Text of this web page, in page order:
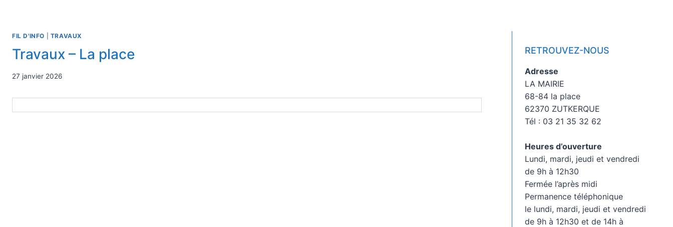
FIL D'INFO TRAVAUX
Travaux – La place
27 janvier 2026
RETROUVEZ-NOUS
Adresse
LA MAIRIE
68-84 la place
62370 ZUTKERQUE
Tél : 03 21 35 32 62
Heures d’ouverture
Lundi, mardi, jeudi et vendredi
de 9h à 12h30
Fermée l’après midi
Permanence téléphonique
le lundi, mardi, jeudi et vendredi
de 9h à 12h30 et de 14h à